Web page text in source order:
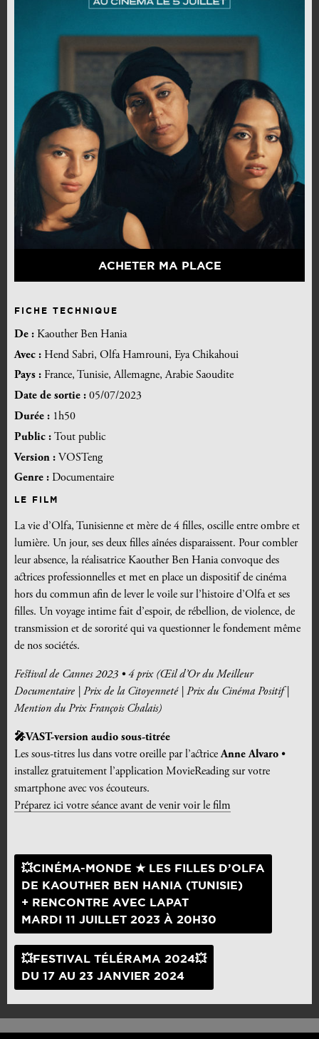
ACHETER MA PLACE
FICHE TECHNIQUE
De : Kaouther Ben Hania
Avec : Hend Sabri, Olfa Hamrouni, Eya Chikahoui
Pays : France, Tunisie, Allemagne, Arabie Saoudite
Date de sortie : 05/07/2023
Durée : 1h50
Public : Tout public
Version : VOSTeng
Genre : Documentaire
LE FILM
La vie d’Olfa, Tunisienne et mère de 4 filles, oscille entre ombre et
lumière. Un jour, ses deux filles aînées disparaissent. Pour combler
leur absence, la réalisatrice Kaouther Ben Hania convoque des
actrices professionnelles et met en place un dispositif de cinéma
hors du commun afin de lever le voile sur l’histoire d’Olfa et ses
filles. Un voyage intime fait d’espoir, de rébellion, de violence, de
transmission et de sororité qui va questionner le fondement même
de nos sociétés.
Festival de Cannes 2023 • 4 prix (Œil d’Or du Meilleur
Documentaire | Prix de la Citoyenneté | Prix du Cinéma Positif |
Mention du Prix François Chalais)
🎤VAST-version audio sous-titrée
Les sous-titres lus dans votre oreille par l’actriceAnne Alvaro •
installez gratuitement l’application MovieReadingsur votre
smartphone avec vos écouteurs.
Préparez ici votre séance avant de venir voir le film
💥CINÉMA-MONDE ★ LES FILLES D’OLFA
DE KAOUTHER BEN HANIA (TUNISIE)
+ RENCONTRE AVEC LAPAT
MARDI 11 JUILLET 2023 À 20H30
💥FESTIVAL TÉLÉRAMA 2024💥
DU 17 AU 23 JANVIER 2024